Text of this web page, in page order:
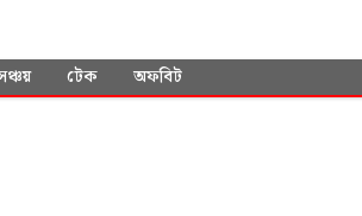
টেক অফবিট